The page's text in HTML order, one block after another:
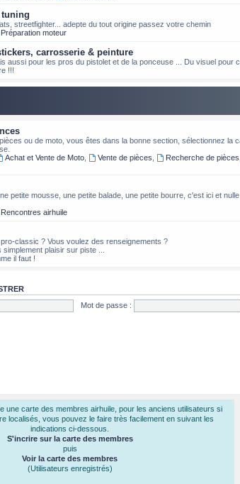
streetfighter... adepte du tout origine passez votre chemin
Préparation moteur
carrosserie & peinture
aussi pour les pros du pistolet et de la ponceuse ... Du visuel pour
!!!
ou de moto, vous êtes dans la bonne section, sélectionnez la
Achat et Vente de Moto, Vente de pièces Recherche de pièces
petite mousse, une petite balade, une petite bourre, c'est ici et
Rencontres airhuile
classic ? Vous voulez des renseignements ?
plaisir sur piste ...
il faut !
Mot de passe :
une carte des membres airhuile, pour les anciens utilisateurs si
localisés, vous pouvez le faire très facilement en suivant les
indications ci-dessous.
S'incrire sur la carte des membres
puis
Voir la carte des membres
(Utilisateurs enregistrés)